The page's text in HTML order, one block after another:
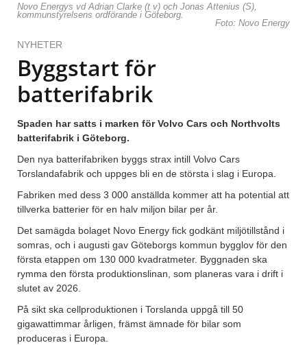
Novo Energys vd Adrian Clarke (t v) och Jonas Attenius (S),
kommunstyrelsens ordförande i Göteborg.
Foto: Novo Energy
NYHETER
Byggstart för
batterifabrik
Spaden har satts i marken för Volvo Cars och Northvolts
batterifabrik i Göteborg.
Den nya batterifabriken byggs strax intill Volvo Cars
Torslandafabrik och uppges bli en de största i slag i Europa.
Fabriken med dess 3 000 anställda kommer att ha potential att
tillverka batterier för en halv miljon bilar per år.
Det samägda bolaget Novo Energy fick godkänt miljötillstånd i
somras, och i augusti gav Göteborgs kommun bygglov för den
första etappen om 130 000 kvadratmeter. Byggnaden ska
rymma den första produktionslinan, som planeras vara i drift i
slutet av 2026.
På sikt ska cellproduktionen i Torslanda uppgå till 50
gigawattimmar årligen, främst ämnade för bilar som
produceras i Europa.